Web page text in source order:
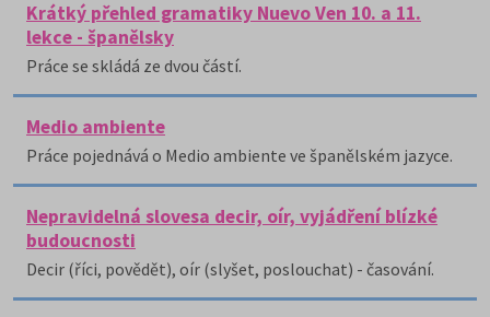
Krátký přehled gramatiky Nuevo Ven 10. a 11.
lekce - španělsky
Práce se skládá ze dvou částí.
Medio ambiente
Práce pojednává o Medio ambiente ve španělském jazyce.
Nepravidelná slovesa decir, oír, vyjádření blízké
budoucnosti
Decir (říci, povědět), oír (slyšet, poslouchat) - časování.